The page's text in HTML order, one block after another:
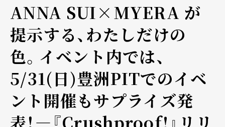
ANNA SUI×MYERA が
提示する、わたしだけの
色。イベント内では、
5/31(日)豊洲PITでのイベ
ント開催もサプライズ発
表！―『Crushproof!』リリ